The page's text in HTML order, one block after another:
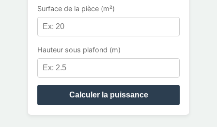
Surface de la pièce (m²)
Hauteur sous plafond (m)
Calculer la puissance